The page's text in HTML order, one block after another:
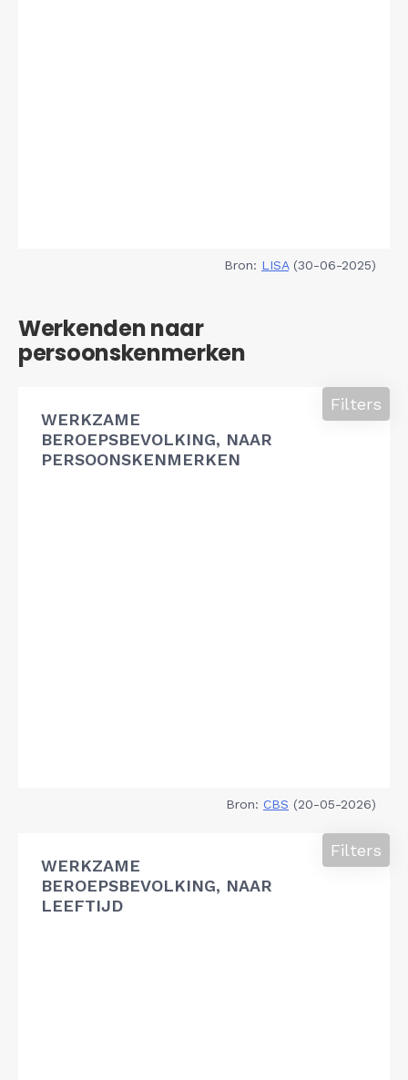
Bron: LISA(30-06-2025)
Werkenden naar
persoonskenmerken
WERKZAME
BEROEPSBEVOLKING, NAAR
PERSOONSKENMERKEN
Filters
Bron: CBS (20-05-2026)
WERKZAME
BEROEPSBEVOLKING, NAAR
LEEFTIJD
Filters